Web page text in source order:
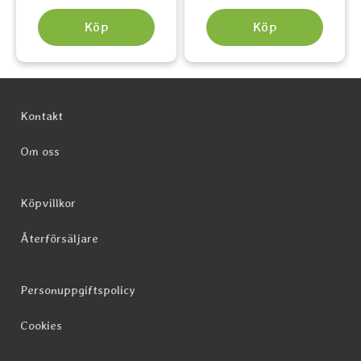
Köp Köp
Kontakt
Om oss
Köpvillkor
Återförsäljare
Personuppgiftspolicy
Cookies